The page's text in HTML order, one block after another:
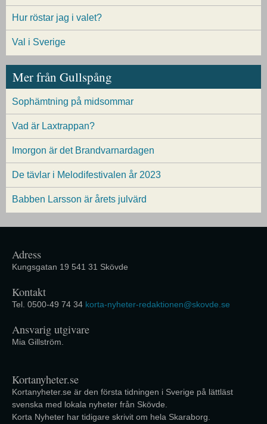
Hur röstar jag i valet?
Val i Sverige
Mer från Gullspång
Sophämtning på midsommar
Vad är Laxtrappan?
Imorgon är det Brandvarnardagen
De tävlar i Melodifestivalen år 2023
Babben Larsson är årets julvärd
Adress
Kungsgatan 19 541 31 Skövde
Kontakt
Tel. 0500-49 74 34 korta-nyheter-redaktionen@skovde.se
Ansvarig utgivare
Mia Gillström.
Kortanyheter.se
Kortanyheter.se är den första tidningen i Sverige på lättläst
svenska med lokala nyheter från Skövde.
Korta Nyheter har tidigare skrivit om hela Skaraborg.